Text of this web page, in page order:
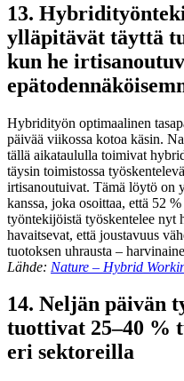
13.
ylläpitävät täyttä
kun he
Hybridityön optimaalinen
päivää viikossa kotoa käsin.
tällä aikataululla toimivat
täysin toimistossa
irtisanoutuivat. Tämä löytö on
kanssa, joka osoittaa, että 52
työntekijöistä työskentelee nyt
havaitsevat, että joustavuus
tuotoksen uhrausta –
Lähde: Nature – Hybrid
14. Neljän päivän
tuottivat 25–40 %
eri sektoreilla